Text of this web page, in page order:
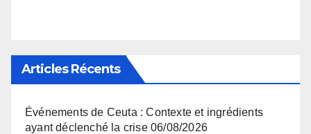
Articles Récents
Événements de Ceuta : Contexte et ingrédients
ayant déclenché la crise 06/08/2026